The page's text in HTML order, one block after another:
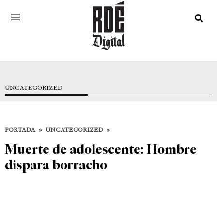
UNCATEGORIZED
PORTADA » UNCATEGORIZED »
Muerte de adolescente: Hombre
dispara borracho